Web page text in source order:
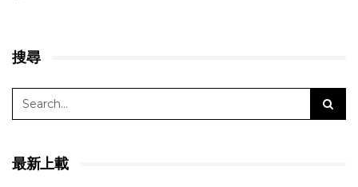
搜尋
最新上載